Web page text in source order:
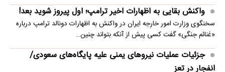
واکنش بقایی به اظهارات اخیر ترامپ؛ اول پیروز شوید بعد!
سخنگوی وزارت امور خارجه ایران در واکنش به اظهارات دونالد ترامپ درباره
«غنائم جنگی» گفت کسی پیش از آنکه بتواند چنین…
جزئیات عملیات نیروهای یمنی علیه پایگاه‌های سعودی/
انفجار در تعز